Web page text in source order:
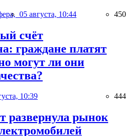
05 августа, 10:44 450
счёт
граждане платят
могут ли они
10:39 444
развернула рынок